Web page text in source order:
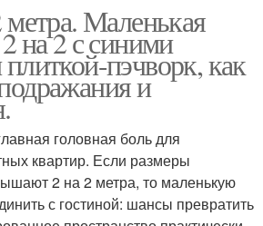
Маленькая
на 2 с синими
пэчворк, как
и
головная боль для
квартир. Если размеры
2 на 2 метра, то маленькую
с гостиной: шансы превратить